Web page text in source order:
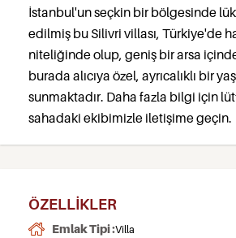
İstanbul'un seçkin bir bölgesinde
edilmiş bu Silivri villası, Türkiye'de
niteliğinde olup, geniş bir arsa
burada alıcıya özel, ayrıcalıklı bir
sunmaktadır. Daha fazla bilgi için
sahadaki ekibimizle iletişime geçin.
ÖZELLIKLER
Emlak Tipi :Villa